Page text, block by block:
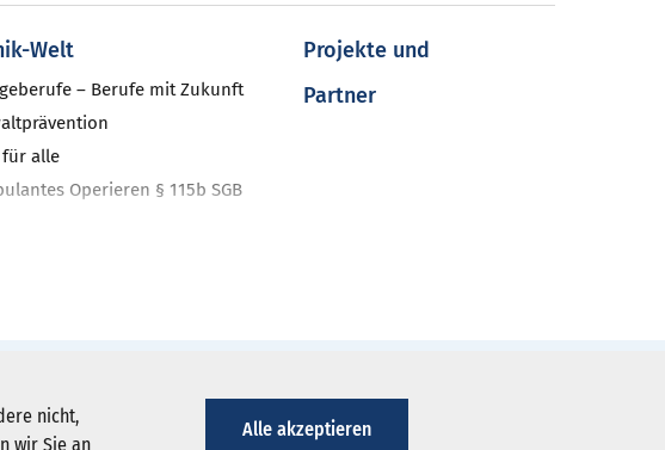
nicht,
wir Sie an
Alle akzeptieren
Welt
– Berufe mit Zukunft
für alle
Operieren § 115b SGB
Projekte und
Partner